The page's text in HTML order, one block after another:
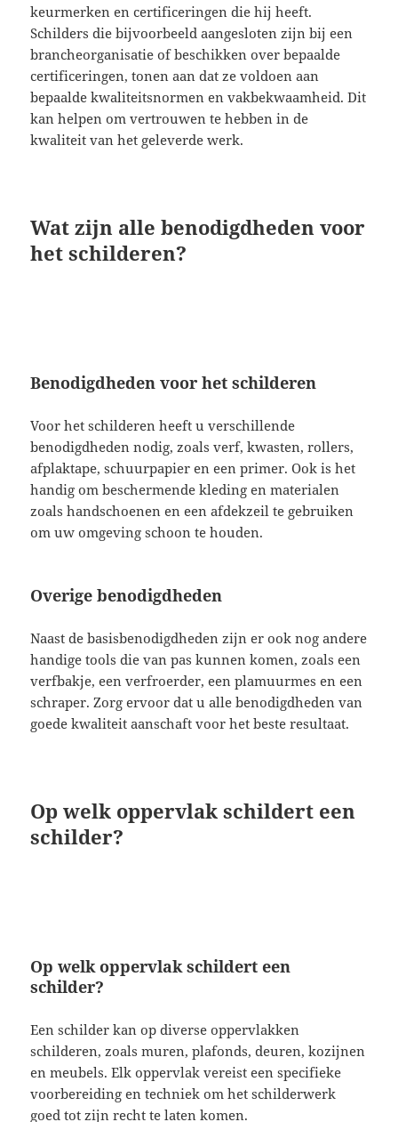
keurmerken en certificeringen die hij heeft.
Schilders die bijvoorbeeld aangesloten zijn bij een
brancheorganisatie of beschikken over bepaalde
certificeringen, tonen aan dat ze voldoen aan
bepaalde kwaliteitsnormen en vakbekwaamheid. Dit
kan helpen om vertrouwen te hebben in de
kwaliteit van het geleverde werk.
Wat zijn alle benodigdheden voor
het schilderen?
Benodigdheden voor het schilderen
Voor het schilderen heeft u verschillende
benodigdheden nodig, zoals verf, kwasten, rollers,
afplaktape, schuurpapier en een primer. Ook is het
handig om beschermende kleding en materialen
zoals handschoenen en een afdekzeil te gebruiken
om uw omgeving schoon te houden.
Overige benodigdheden
Naast de basisbenodigdheden zijn er ook nog andere
handige tools die van pas kunnen komen, zoals een
verfbakje, een verfroerder, een plamuurmes en een
schraper. Zorg ervoor dat u alle benodigdheden van
goede kwaliteit aanschaft voor het beste resultaat.
Op welk oppervlak schildert een
schilder?
Op welk oppervlak schildert een
schilder?
Een schilder kan op diverse oppervlakken
schilderen, zoals muren, plafonds, deuren, kozijnen
en meubels. Elk oppervlak vereist een specifieke
voorbereiding en techniek om het schilderwerk
goed tot zijn recht te laten komen.